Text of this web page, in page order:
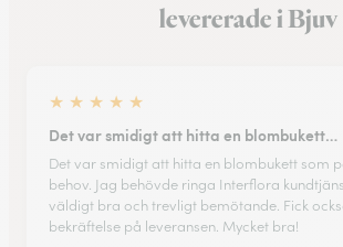
levererade i Bjuv
★ ★ ★ ★ ★
Det var smidigt att hitta en blombukett…
Det var smidigt att hitta en blombukett som
behov. Jag behövde ringa Interflora
väldigt bra och trevligt bemötande. Fick
bekräftelse på leveransen. Mycket bra!